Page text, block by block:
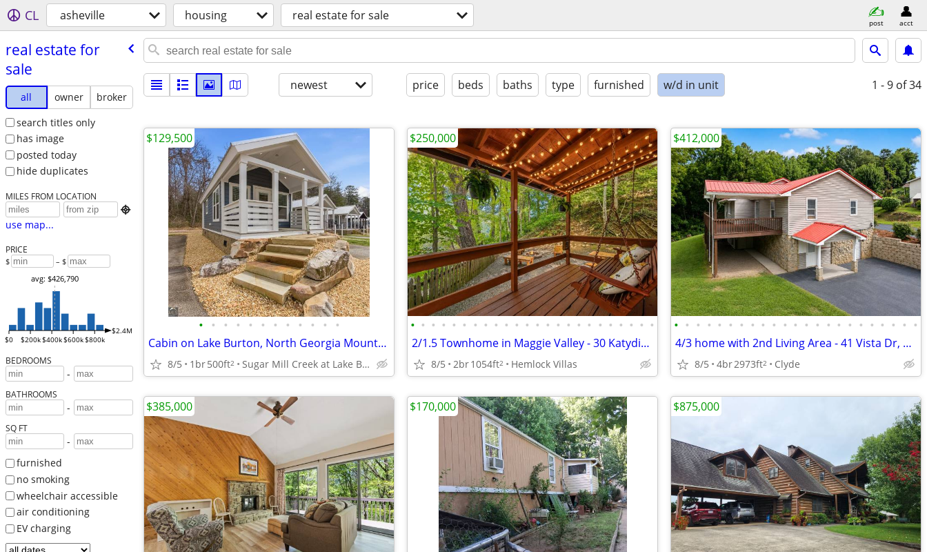
CL asheville housing real estate for sale post acct
real estate for
sale
all owner
broker
search titles only
has image
posted today
hide duplicates
MILES FROM LOCATION

use map...
PRICE
$ – $
$0 $200k$400k$600k$800k
$2.4M
avg: $426,790
BEDROOMS
-
BATHROOMS
-
SQ FT
-
furnished
no smoking
wheelchair accessible
air conditioning
EV charging
newest price beds baths type furnished w/d in unit 1 - 9 of 34
• • • • • • • • • • • •
Cabin on Lake Burton, North Georgia Mountains. $129,500
8/5 1br500ft2 Sugar Mill Creek at Lake Burton
$129,500
• • • • • • • • • • • • • • • • • • • • • • • •
2/1.5 Townhome in Maggie Valley - 30 Katydid Ln
8/5 2br1054ft2 Hemlock Villas
$250,000
• • • • • • • • • • • • • • • • • • • • • • •
4/3 home with 2nd Living Area - 41 Vista Dr, Clyde NC 28721
8/5 4br2973ft2 Clyde
$412,000
$385,000 $170,000 $875,000